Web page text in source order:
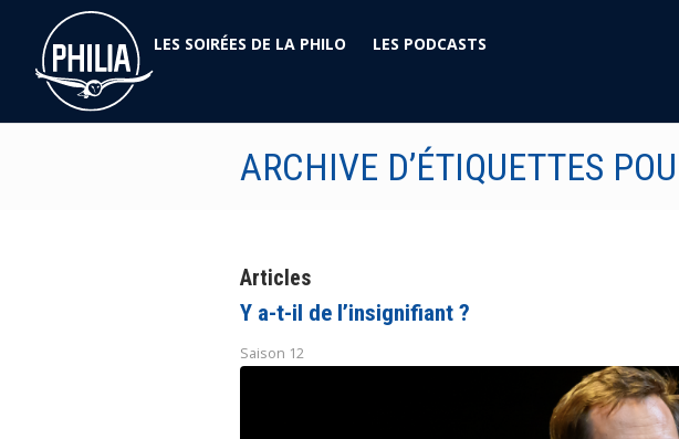
LES SOIRÉES DE LA PHILO
LES PODCASTS
ARCHIVE D’ÉTIQUETTES
Articles
Y a-t-il de l’insignifiant ?
Saison 12